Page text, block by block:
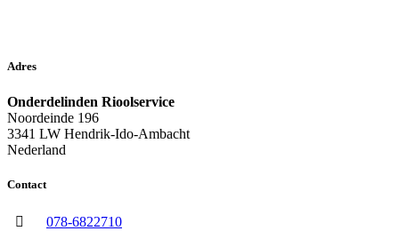
Adres
Onderdelinden Rioolservice
Noordeinde 196
3341 LW Hendrik-Ido-Ambacht
Nederland
Contact
078-6822710